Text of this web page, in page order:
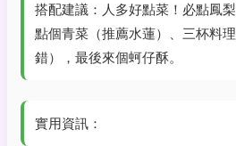
搭配建議：人多好點菜！必點鳳
點個青菜（推薦水蓮）、三杯料
錯），最後來個蚵仔酥。
實用資訊：